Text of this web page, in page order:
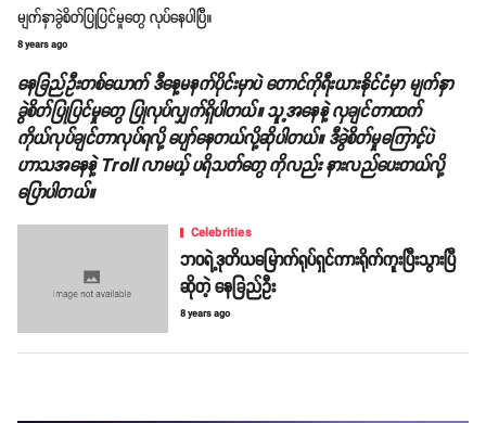
မျက်နှာခွဲစိတ်ပြုပြင်မှုတွေ လုပ်နေပါပြီ။
8 years ago
နေခြည်ဦးတစ်ယောက် ဒီနေ့မနက်ပိုင်းမှာပဲ တောင်ကိုရီးယားနိုင်ငံမှာ မျက်နှာ
ခွဲစိတ်ပြုပြင်မှုတွေ ပြုလုပ်လျှက်ရှိပါတယ်။ သူ့အနေနဲ့ လှချင်တာထက်
ကိုယ်လုပ်ချင်တာလုပ်ရလို့ ပျော်နေတယ်လို့ဆိုပါတယ်။ ဒီခွဲစိတ်မှုကြောင့်ပဲ
ဟာသအနေနဲ့ Troll လာမယ့် ပရိသတ်တွေ ကိုလည်း နားလည်ပေးတယ်လို့
ပြောပါတယ်။
Celebrities
ဘဝရဲ့ဒုတိယမြောက်ရုပ်ရှင်ကားရိုက်ကူးပြီးသွားပြီ
ဆိုတဲ့ နေခြည်ဦး
8 years ago